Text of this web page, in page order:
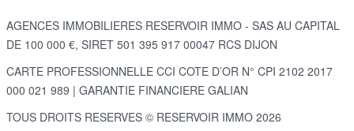
AGENCES IMMOBILIERES RESERVOIR IMMO - SAS AU CAPITAL
DE 100 000 €, SIRET 501 395 917 00047 RCS DIJON
CARTE PROFESSIONNELLE CCI COTE D’OR N° CPI 2102 2017
000 021 989 | GARANTIE FINANCIERE GALIAN
TOUS DROITS RESERVES © RESERVOIR IMMO 2026